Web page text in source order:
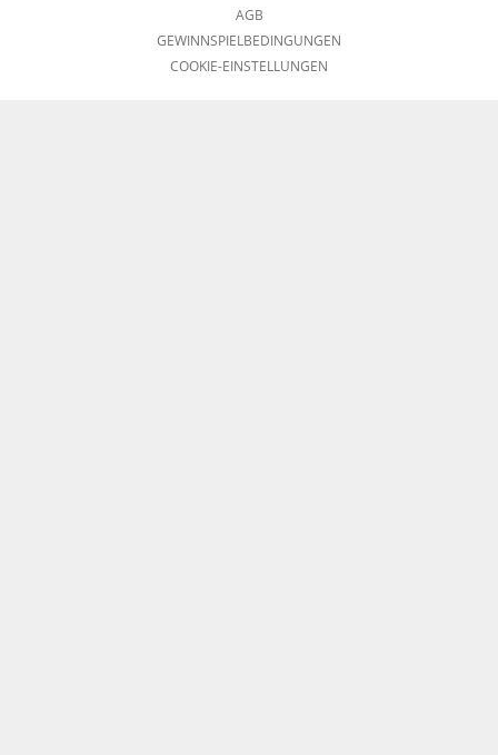
AGB
GEWINNSPIELBEDINGUNGEN
COOKIE-EINSTELLUNGEN